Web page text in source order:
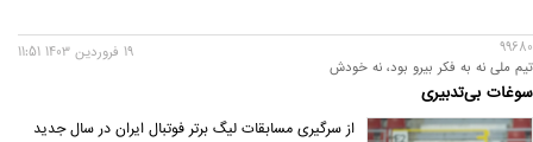
99680
تیم ملی نه به فکر بیرو بود، نه خودش
سوغات بی‌تدبیری
19 فروردين 1403 11:51
از سر‏‏‌گیری مسابقات لیگ برتر فوتبال ایران در سال جدید